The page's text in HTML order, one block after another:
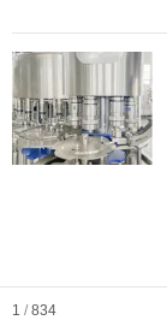
1 / 834